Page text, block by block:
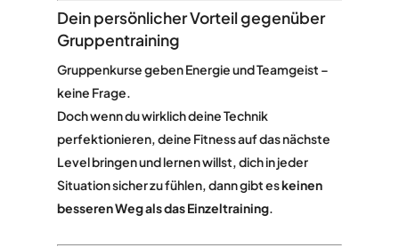
Dein persönlicher Vorteil gegenüber
Gruppentraining
Gruppenkurse geben Energie und Teamgeist –
keine Frage.
Doch wenn du wirklich deine Technik
perfektionieren, deine Fitness auf das nächste
Level bringen und lernen willst, dich in jeder
Situation sicher zu fühlen, dann gibt eskeinen
besseren Weg als das Einzeltraining.